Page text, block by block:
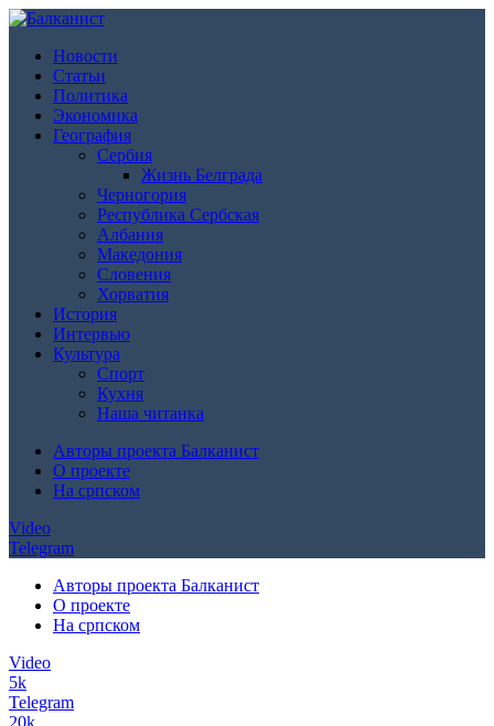
Новости
Статьи
Политика
Экономика
География
Сербия
Жизнь Белграда
Черногория
Республика Сербская
Албания
Македония
Словения
Хорватия
История
Интервью
Культура
Спорт
Кухня
Наша читанка
Авторы проекта Балканист
О проекте
На српском
Video
Telegram
Авторы проекта Балканист
О проекте
На српском
Video
5k
Telegram
20k